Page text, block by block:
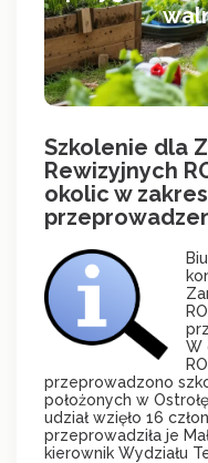
Szkolenie dla
Rewizyjnych
okolic w
W
przeprowadzono
położonych w
udział wzięło 16
przeprowadziła je
kierownik Wydziału